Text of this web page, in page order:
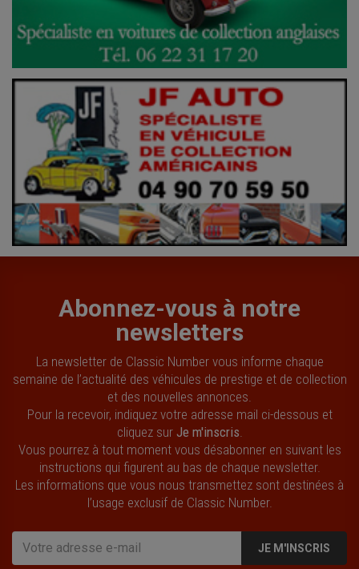
Abonnez-vous à notre
newsletters
La newsletter de Classic Number vous informe chaque
semaine de l’actualité des véhicules de prestige et de collection
et des nouvelles annonces.
Pour la recevoir, indiquez votre adresse mail ci-dessous et
cliquez sur Je m'inscris
Vous pourrez à tout moment vous désabonner en suivant les
instructions qui figurent au bas de chaque newsletter.
Les informations que vous nous transmettez sont destinées à
l’usage exclusif de Classic Number.
JE M'INSCRIS